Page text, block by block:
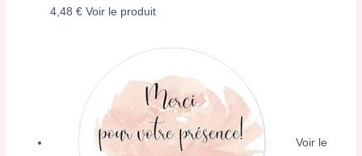
4,48€ Voir le produit
Voir le